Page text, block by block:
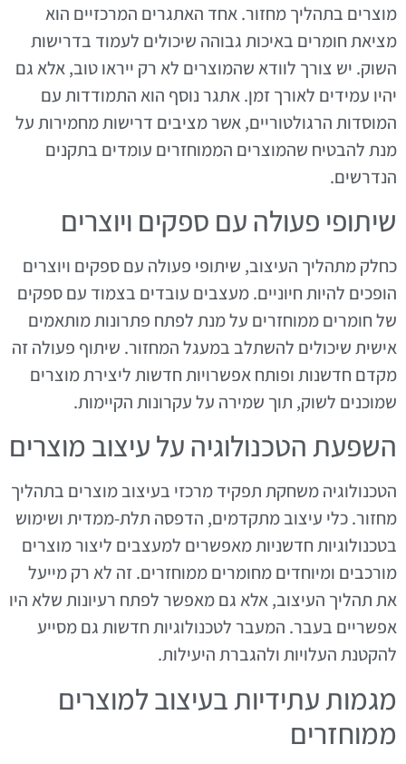
מוצרים בתהליך מחזור. אחד האתגרים המרכזיים הוא
מציאת חומרים באיכות גבוהה שיכולים לעמוד בדרישות
השוק. יש צורך לוודא שהמוצרים לא רק ייראו טוב, אלא גם
יהיו עמידים לאורך זמן. אתגר נוסף הוא התמודדות עם
המוסדות הרגולטוריים, אשר מציבים דרישות מחמירות על
מנת להבטיח שהמוצרים הממוחזרים עומדים בתקנים
הנדרשים.
שיתופי פעולה עם ספקים ויוצרים
כחלק מתהליך העיצוב, שיתופי פעולה עם ספקים ויוצרים
הופכים להיות חיוניים. מעצבים עובדים בצמוד עם ספקים
של חומרים ממוחזרים על מנת לפתח פתרונות מותאמים
אישית שיכולים להשתלב במעגל המחזור. שיתוף פעולה זה
מקדם חדשנות ופותח אפשרויות חדשות ליצירת מוצרים
שמוכנים לשוק, תוך שמירה על עקרונות הקיימות.
השפעת הטכנולוגיה על עיצוב מוצרים
הטכנולוגיה משחקת תפקיד מרכזי בעיצוב מוצרים בתהליך
מחזור. כלי עיצוב מתקדמים, הדפסה תלת-ממדית ושימוש
בטכנולוגיות חדשניות מאפשרים למעצבים ליצור מוצרים
מורכבים ומיוחדים מחומרים ממוחזרים. זה לא רק מייעל
את תהליך העיצוב, אלא גם מאפשר לפתח רעיונות שלא היו
אפשריים בעבר. המעבר לטכנולוגיות חדשות גם מסייע
להקטנת העלויות ולהגברת היעילות.
מגמות עתידיות בעיצוב למוצרים
ממוחזרים